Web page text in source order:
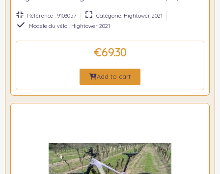
Référence : 9103057
Catégorie: Hightower 2021
Modèle du vélo : Hightower 2021
€69.30
Add to cart